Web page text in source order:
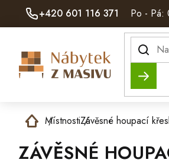
+420 601 116 371 Po -
Hledat
DomůMístnostiZávěsné houpací
ZÁVĚSNÉ